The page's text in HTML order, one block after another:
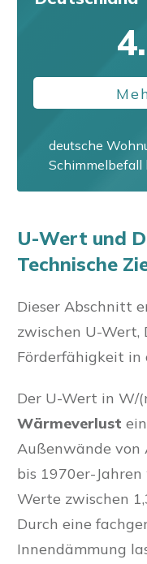
deutsche
Schimmelbefall
U-Wert und
Technische
Dieser Abschnitt
zwischen U-Wert,
Förderfähigkeit in
Der U-Wert in W/
Wärmeverlust
Außenwände von
bis 1970er-
Werte zwischen
Durch eine
Innendämmung